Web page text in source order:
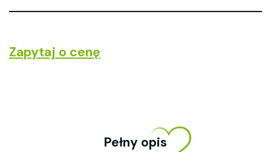
Zapytaj o cenę
Pełny opis